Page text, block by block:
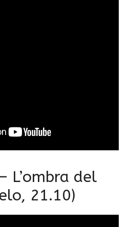
L’ombra del
21.10)